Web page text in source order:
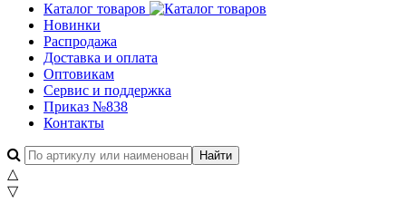
Каталог товаров
Новинки
Распродажа
Доставка и оплата
Оптовикам
Сервис и поддержка
Приказ №838
Контакты
△
▽